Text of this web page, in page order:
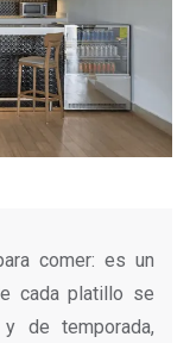
comer: es un
cada platillo se
de temporada,